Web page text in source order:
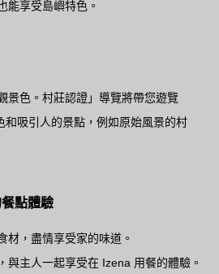
能享受島嶼特色。
景色。村莊認證」導覽將帶您遊覽
和吸引人的景點，例如原始風景的村
點體驗
材，盡情享受家的味道。
與主人一起享受在 Izena 用餐的體驗。